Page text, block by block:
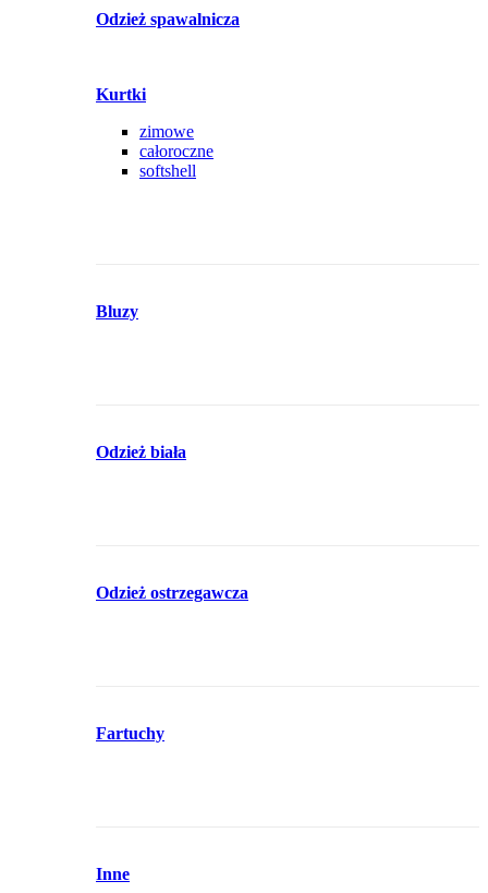
Odzież spawalnicza
Kurtki
zimowe
całoroczne
softshell
Bluzy
Odzież biała
Odzież ostrzegawcza
Fartuchy
Inne